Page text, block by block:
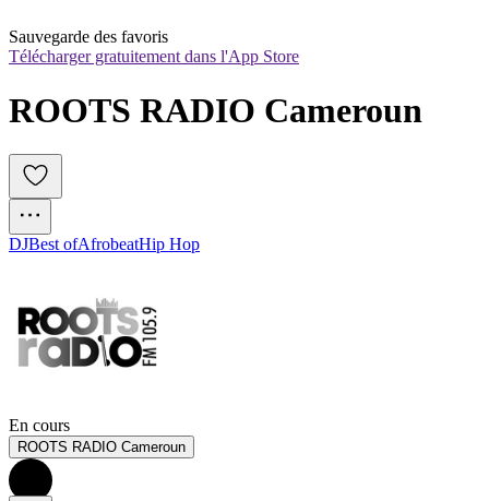
Sauvegarde des favoris
Télécharger gratuitement dans l'App Store
ROOTS RADIO Cameroun
DJBest ofAfrobeatHip Hop
En cours
ROOTS RADIO Cameroun